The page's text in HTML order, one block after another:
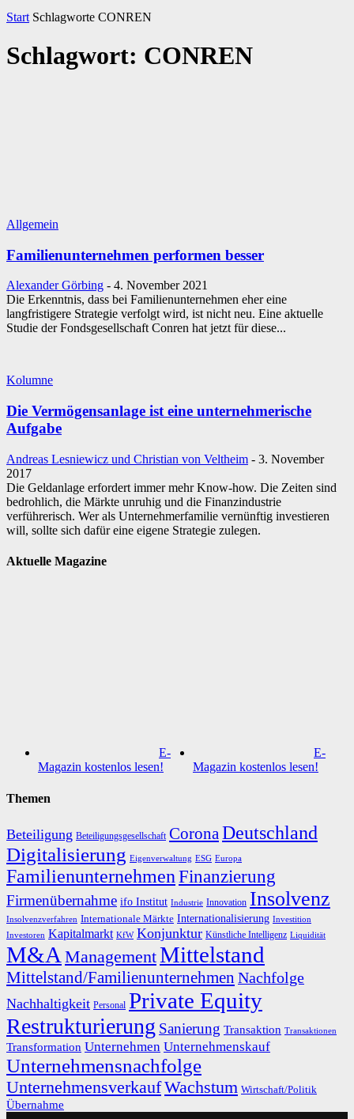
Start Schlagworte CONREN
Schlagwort: CONREN
Allgemein
Familienunternehmen performen besser
Alexander Görbing - 4. November 2021
Die Erkenntnis, dass bei Familienunternehmen eher eine
langfristigere Strategie verfolgt wird, ist nicht neu. Eine aktuelle
Studie der Fondsgesellschaft Conren hat jetzt für diese...
Kolumne
Die Vermögensanlage ist eine unternehmerische
Aufgabe
Andreas Lesniewicz und Christian von Veltheim - 3. November
2017
Die Geldanlage erfordert immer mehr Know-how. Die Zeiten sind
bedrohlich, die Märkte unruhig und die Finanzindustrie
verführerisch. Wer als Unternehmerfamilie vernünftig investieren
will, sollte sich dafür eine eigene Strategie zulegen.
Aktuelle Magazine
E-
Magazin kostenlos lesen!
E-
Magazin kostenlos lesen!
Themen
Beteiligung Beteiligungsgesellschaft CoronaDeutschland
Digitalisierung Eigenverwaltung ESG Europa
Familienunternehmen Finanzierung
Firmenübernahme ifo Institut Industrie Innovation Insolvenz
Insolvenzverfahren Internationale Märkte Internationalisierung Investition
Investoren Kapitalmarkt KfW Konjunktur Künstliche Intelligenz Liquidität
M&A ManagementMittelstand
Mittelstand/Familienunternehmen Nachfolge
Nachhaltigkeit Personal Private Equity
Restrukturierung Sanierung Transaktion Transaktionen
Transformation Unternehmen Unternehmenskauf
Unternehmensnachfolge
UnternehmensverkaufWachstum Wirtschaft/Politik
Übernahme